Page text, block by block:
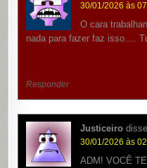
30/01/2026 às
O cara
nada para fazer faz isso….
Responder
Justiceiro
30/01/2026 às
ADM! VOCÊ